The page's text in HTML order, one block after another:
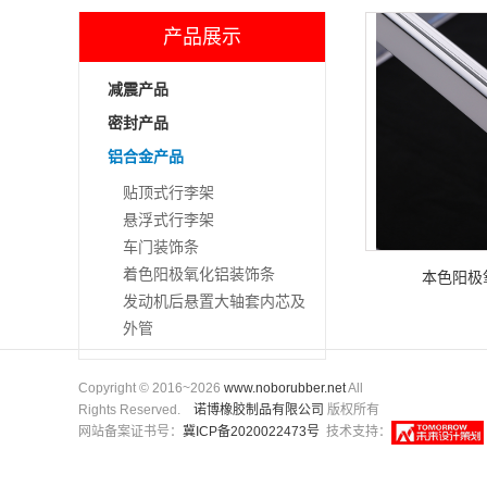
产品展示
减震产品
密封产品
铝合金产品
贴顶式行李架
悬浮式行李架
车门装饰条
着色阳极氧化铝装饰条
发动机后悬置大轴套内芯及
外管
本色阳
Copyright © 2016~2026 www.noborubber.netAll
Rights Reserved. 诺博橡胶制品有限公司 版权所有
网站备案证书号： 冀ICP备2020022473号 技术支持：